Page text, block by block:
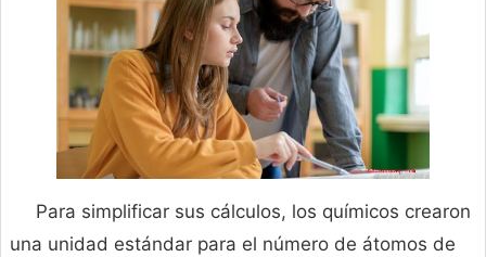
Para simplificar sus cálculos, los químicos crearon
una unidad estándar para el número de átomos de